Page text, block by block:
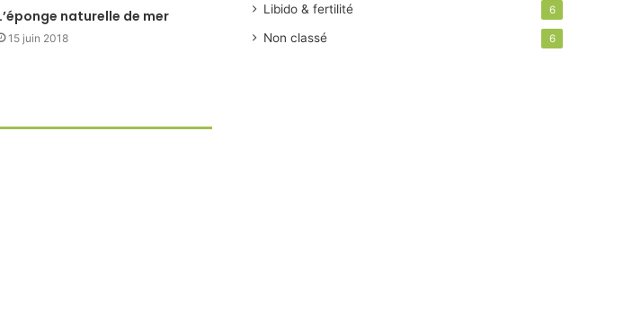
naturelle de mer
15 juin 2018
Libido & fertilité 6
Non classé 6